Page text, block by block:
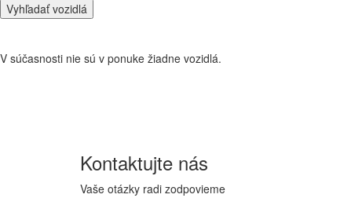
Vyhľadať vozidlá
V súčasnosti nie sú v ponuke žiadne vozidlá.
Kontaktujte nás
Vaše otázky radi zodpovieme